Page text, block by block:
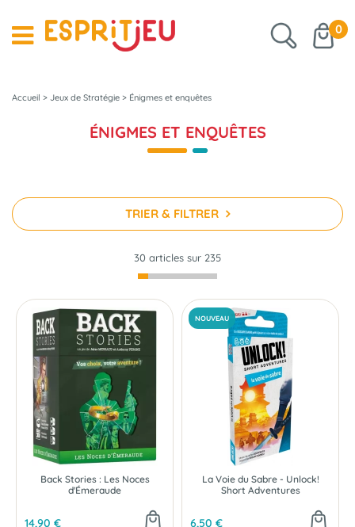
0
Accueil > Jeux de Stratégie > Énigmes et enquêtes
ÉNIGMES ET ENQUÊTES
TRIER & FILTRER
30 articles sur 235
Back Stories : Les Noces
d'Émeraude
14,90 €
NOUVEAU
La Voie du Sabre - Unlock!
Short Adventures
6,50 €